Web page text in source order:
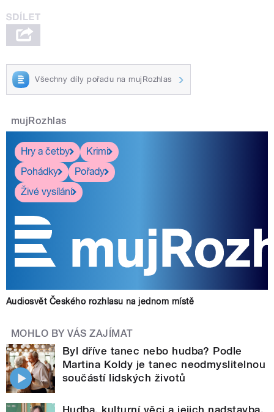
Všechny díly pořadu na mujRozhlas
mujRozhlas
Hry a četby
Krimi
Pohádky
Pořady
Živé vysílání
Audiosvět Českého rozhlasu na jednom místě
MOHLO BY VÁS ZAJÍMAT
Byl dříve tanec nebo hudba? Podle
Martina Koldy je tanec neodmyslitelnou
součástí lidských životů
Hudba, kulturní věci a jejich nadstavba,